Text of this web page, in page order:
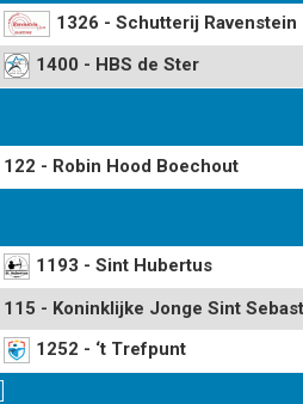
1326 - Schutterij Ravenstein
1400 - HBS de Ster
122 - Robin Hood Boechout
1193 - Sint Hubertus
115 - Koninklijke Jonge Sint
1252 - ‘t Trefpunt